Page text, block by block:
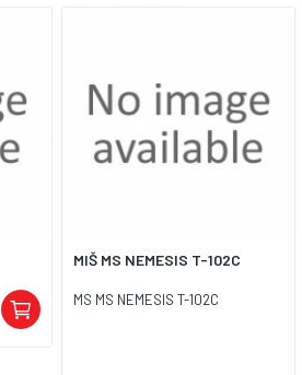
MIŠ MS NEMESIS T-102C
MS MS NEMESIS T-102C